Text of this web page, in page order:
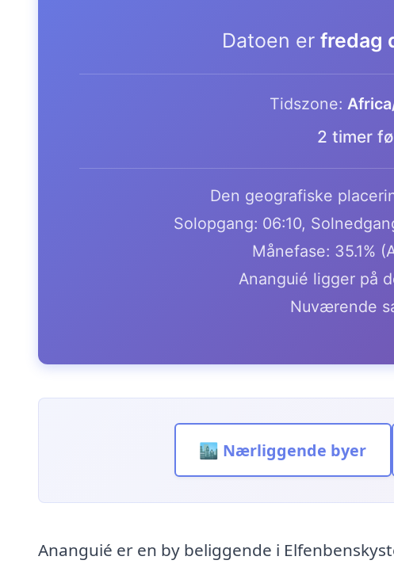
Datoen er fredag
Tidszone:
2 timer
Den geografiske
Solopgang: 06:10,
Månefase: 35.1%
Ananguié ligger på
Nuværende
🏙️ Nærliggende byer
Ananguié er en by beliggende i